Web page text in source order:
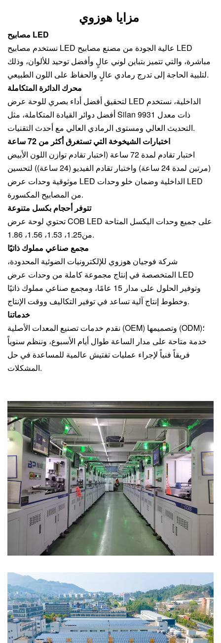
مزايا هوزوي
مصابيح LED
نستخدم مصابيح LED عالية الجودة من مصنع مصابيح LED
مباشرة، والتي تتميز بتباين لوني عالٍ وأفضل توحيد للألوان، وذلك
لتلبية الحاجة إلى تدرج رمادي عالٍ والحفاظ على اللون الطبيعي.
محرك الدائرة المتكاملة
لتحقيق أفضل أداء بصري للوحة عرض LED الداخلية، نستخدم
أفضل دوائر القيادة المتكاملة، مثل Silan 9931 ذات معدل
التحديث العالي ومستوى الرمادي العالي مع أحدث التقنيات.
اختبارات الشيخوخة التي تستغرق أكثر من 72 ساعة
اختبار تقادم لمدة 72 ساعة (اختبار تقادم توازن اللون الأبيض
(مرتين لمدة 24 ساعة) واختبار تقادم الفيديو (24 ساعة)) لتحسين
موثوقية وحدات عرض LED الداخلية وضمان خلو وحدات LED
من المصابيح المكسورة.
تتوفر أحجام بكسل متنوعة
تحتوي لوحة عرض COB LED على جميع وحدات البكسل المتاحة
من1.25، 1.53، 1.56، 1.86
.
مجمع صناعي مملوك ذاتيًا
شركة فوجيان هوزوي للإلكترونيات الضوئية المحدودة،
المتخصصة في إنتاج مجموعة كاملة من وحدات عرض LED
وتوفير الحلول على مدار 15 عامًا، ومجمع صناعي مملوك ذاتيًا
وخطوط إنتاج آلية تساعد في توفير التكاليف ووقت الإنتاج.
خدماتنا
نقدم خدمات تصنيع المعدات الأصلية (OEM) وتصميمها (ODM)؛
خدمة متاحة على مدار الساعة طوال أيام الأسبوع، وننظم سنوياً
فريقاً فنياً لإجراء عمليات تفتيش عالمية للمساعدة في حل
المشكلات.